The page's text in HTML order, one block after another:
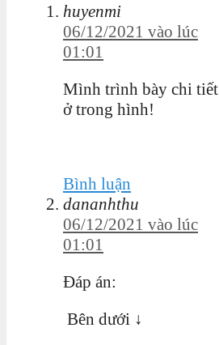
huyenmi
06/12/2021 vào lúc
01:01
Mình trình bày chi tiết
ở trong hình!
Bình luận
dananhthu
06/12/2021 vào lúc
01:01
Đáp án:
Bên dưới ↓